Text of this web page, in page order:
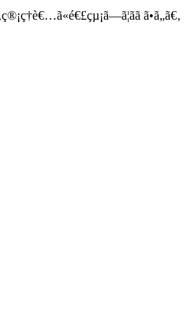
ã•ã„ã€‚